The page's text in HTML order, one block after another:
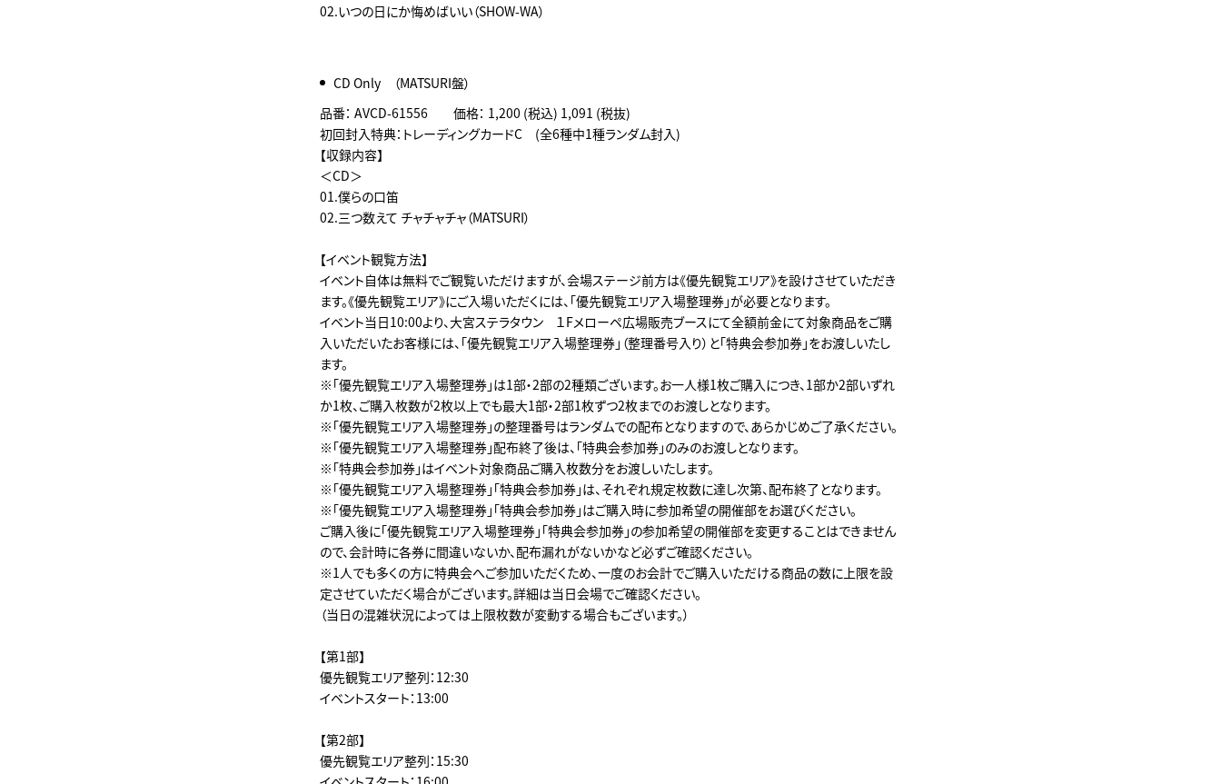
02.いつの日にか悔めばいい（SHOW-WA）
CD Only （MATSURI盤）
品番： AVCD-61556 価格： 1,200 (税込) 1,091 (税抜)
初回封入特典：トレーディングカードC (全6種中1種ランダム封入)
【収録内容】
＜CD＞
01.僕らの口笛
02.三つ数えて チャチャチャ（MATSURI）
【イベント観覧方法】
イベント自体は無料でご観覧いただけますが、会場ステージ前方は《優先観覧エリア》を設けさせていただき
ます。《優先観覧エリア》にご入場いただくには、「優先観覧エリア入場整理券」が必要となります。
イベント当日10:00より、大宮ステラタウン １Fメローペ広場販売ブースにて全額前金にて対象商品をご購
入いただいたお客様には、「優先観覧エリア入場整理券」（整理番号入り）と「特典会参加券」をお渡しいたし
ます。
※「優先観覧エリア入場整理券」は1部・2部の2種類ございます。お一人様1枚ご購入につき、1部か2部いずれ
か1枚、ご購入枚数が2枚以上でも最大1部・2部1枚ずつ2枚までのお渡しとなります。
※「優先観覧エリア入場整理券」の整理番号はランダムでの配布となりますので、あらかじめご了承ください。
※「優先観覧エリア入場整理券」配布終了後は、「特典会参加券」のみのお渡しとなります。
※「特典会参加券」はイベント対象商品ご購入枚数分をお渡しいたします。
※「優先観覧エリア入場整理券」「特典会参加券」は、それぞれ規定枚数に達し次第、配布終了となります。
※「優先観覧エリア入場整理券」「特典会参加券」はご購入時に参加希望の開催部をお選びください。
ご購入後に「優先観覧エリア入場整理券」「特典会参加券」の参加希望の開催部を変更することはできません
ので、会計時に各券に間違いないか、配布漏れがないかなど必ずご確認ください。
※1人でも多くの方に特典会へご参加いただくため、一度のお会計でご購入いただける商品の数に上限を設
定させていただく場合がございます。詳細は当日会場でご確認ください。
（当日の混雑状況によっては上限枚数が変動する場合もございます。）
【第1部】
優先観覧エリア整列：12:30
イベントスタート：13:00
【第2部】
優先観覧エリア整列：15:30